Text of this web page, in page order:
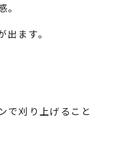
ます。
で刈り上げること